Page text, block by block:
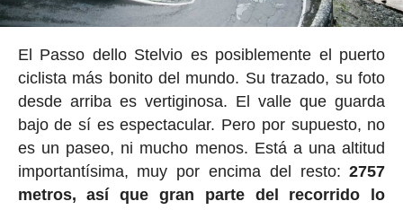
El Passo dello Stelvio es posiblemente el puerto
ciclista más bonito del mundo. Su trazado, su foto
desde arriba es vertiginosa. El valle que guarda
bajo de sí es espectacular. Pero por supuesto, no
es un paseo, ni mucho menos. Está a una altitud
importantísima, muy por encima del resto:2757
metros, así que gran parte del recorrido lo